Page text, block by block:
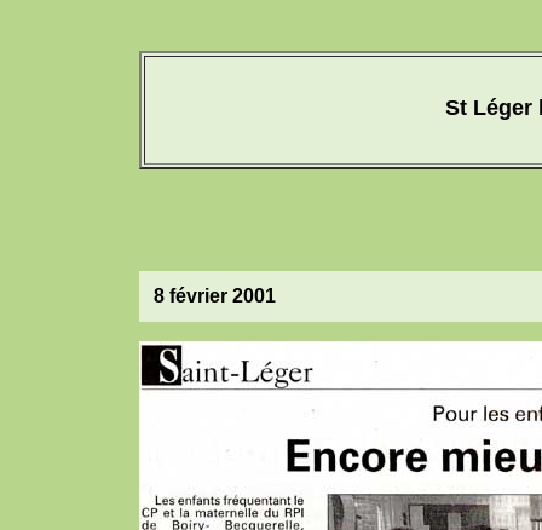
St Léger
8 février 2001